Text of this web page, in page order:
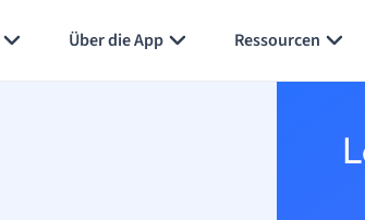
Über die App Ressourcen